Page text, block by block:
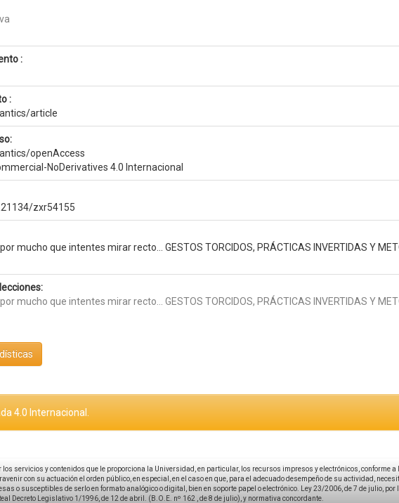
:
:
article
openAccess
NoDerivatives 4.0 Internacional
zxr54155
mucho que intentes mirar recto… GESTOS TORCIDOS, PRÁCTICAS INVERTIDAS Y
mucho que intentes mirar recto… GESTOS TORCIDOS, PRÁCTICAS INVERTIDAS Y
4.0 Internacional.
servicios y contenidos que le proporciona la Universidad, en particular, los recursos impresos y electrónicos, conforme
con su actuación el orden público, en especial, en el caso en que, para el adecuado desempeño de su actividad,
o susceptibles de serlo en formato analógico o digital, bien en soporte papel o electrónico. Ley 23/2006, de 7 de julio, por
Decreto Legislativo 1/1996, de 12 de abril. (B.O.E. nº 162 , de 8 de julio), y normativa concordante.